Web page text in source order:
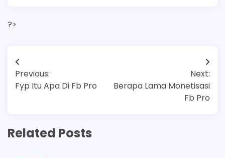
?>
Post
navigation
Previous:
Fyp Itu Apa Di Fb Pro
Next:
Berapa Lama Monetisasi
Fb Pro
Related Posts